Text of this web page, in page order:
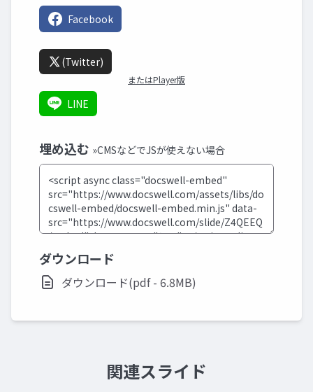
Facebook
(Twitter)
またはPlayer版
LINE
埋め込む »CMSなどでJSが使えない場合
ダウンロード
ダウンロード(pdf - 6.8MB)
関連スライド